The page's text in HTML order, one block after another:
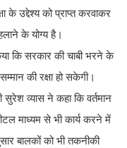
के उद्देश्य को प्राप्त करवाकर
के योग्य है।
कि सरकार की चाबी भरने के
की रक्षा हो सकेगी।
व्यास ने कहा कि वर्तमान
माध्यम से भी कार्य करने में
बालकों को भी तकनीकी